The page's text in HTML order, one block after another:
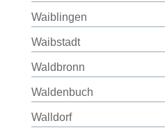
Waiblingen
Waibstadt
Waldbronn
Waldenbuch
Walldorf